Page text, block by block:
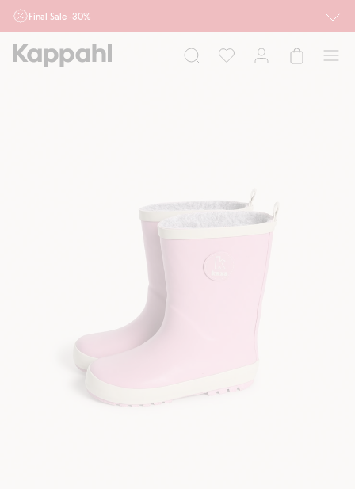
Final Sale -30%
działu outlet do 10.8 w sklepach Kappahl i Newbie oraz na kappahl.com. Ofert
nie łączymy